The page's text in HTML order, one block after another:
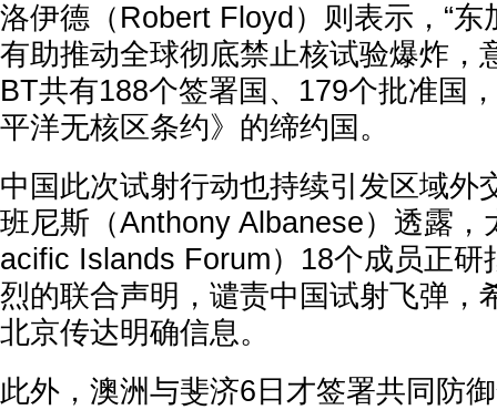
洛伊德（Robert Floyd）则表示，“东
有助推动全球彻底禁止核试验爆炸，
BT共有188个签署国、179个批准国
平洋无核区条约》的缔约国。
中国此次试射行动也持续引发区域外
班尼斯（Anthony Albanese）透露，
acific Islands Forum）18个成员正研
烈的联合声明，谴责中国试射飞弹，
北京传达明确信息。
此外，澳洲与斐济6日才签署共同防